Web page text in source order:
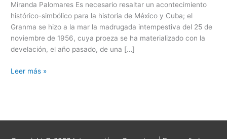
Miranda Palomares Es necesario resaltar un acontecimiento
histórico-simbólico para la historia de México y Cuba; el
Granma se hizo a la mar la madrugada intempestiva del 25 de
noviembre de 1956, cuya proeza se ha materializado con la
develación, el año pasado, de una […]
Leer más »